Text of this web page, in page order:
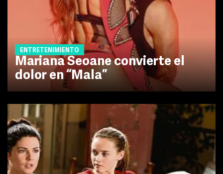
ENTRETENIMIENTO
Mariana Seoane convierte el
dolor en “Mala”